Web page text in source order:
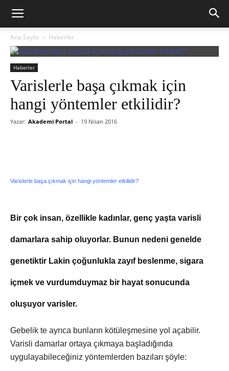
Ana Sayfa Haberler
Haberler
Varislerle başa çıkmak için
hangi yöntemler etkilidir?
Yazar: Akademi Portal - 19 Nisan 2016
Varislerle başa çıkmak için hangi yöntemler etkilidir?
Bir çok insan, özellikle kadınlar, genç yaşta varisli
damarlara sahip oluyorlar. Bunun nedeni genelde
genetiktir Lakin çoğunlukla zayıf beslenme, sigara
içmek ve vurdumduymaz bir hayat sonucunda
oluşuyor varisler.
Gebelik te ayrıca bunların kötüleşmesine yol açabilir.
Varisli damarlar ortaya çıkmaya başladığında
uygulayabileceğiniz yöntemlerden bazıları şöyle: